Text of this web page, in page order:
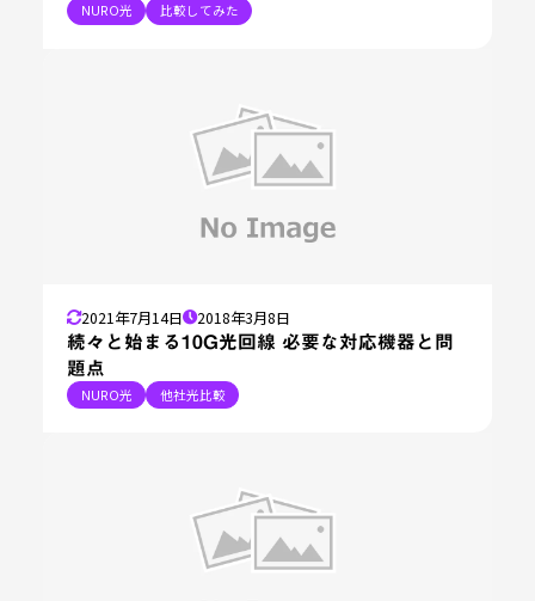
NURO光 比較してみた
2021年7月14日 2018年3月8日
続々と始まる10G光回線 必要な対応機器と問
題点
NURO光 他社光比較